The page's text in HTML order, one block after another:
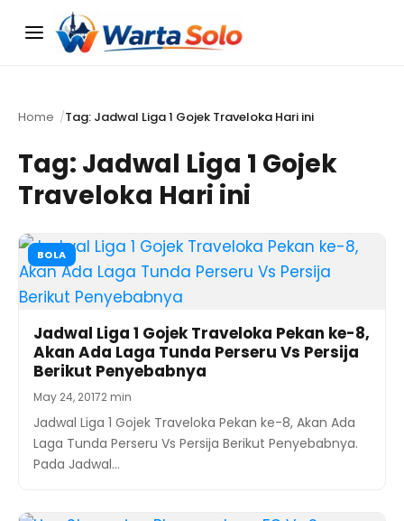
Menu
Home Tag: Jadwal Liga 1 Gojek Traveloka Hari ini
Tag: Jadwal Liga 1 Gojek
Traveloka Hari ini
BOLA
Jadwal Liga 1 Gojek Traveloka Pekan ke-8,
Akan Ada Laga Tunda Perseru Vs Persija
Berikut Penyebabnya
May 24, 20172 min
Jadwal Liga 1 Gojek Traveloka Pekan ke-8, Akan Ada
Laga Tunda Perseru Vs Persija Berikut Penyebabnya.
Pada Jadwal…